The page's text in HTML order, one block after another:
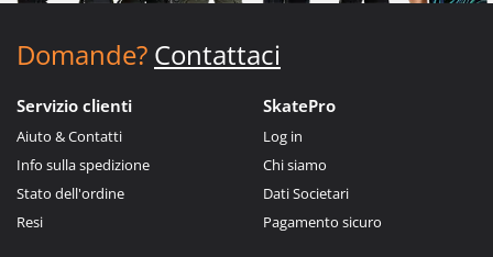
Domande? Contattaci
Servizio clienti
Aiuto & Contatti
Info sulla spedizione
Stato dell'ordine
Resi
SkatePro
Log in
Chi siamo
Dati Societari
Pagamento sicuro